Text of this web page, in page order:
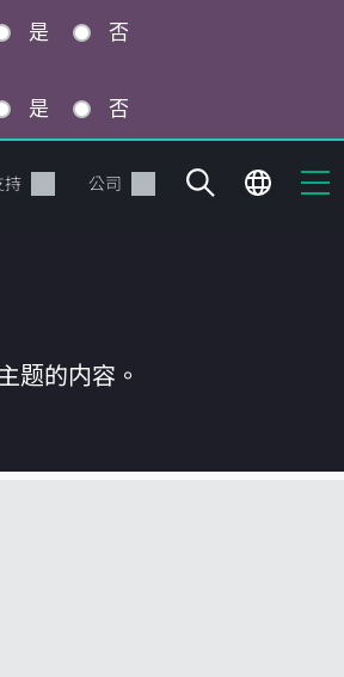
是 否
是 否
持 公司
题的内容。